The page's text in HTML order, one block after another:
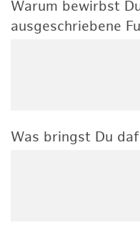
Warum bewirbst
ausgeschriebene
Was bringst Du